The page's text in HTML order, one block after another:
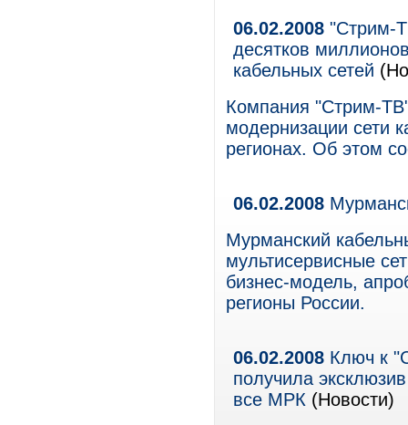
06.02.2008 "Стрим-
десятков
кабельных сетей
Компания "Стрим-
модернизации сети
регионах. Об этом
06.02.2008
Мурманский
мультисервисные
бизнес-модель,
регионы России.
06.02.2008 Ключ к
получила
все МРК (Новости)